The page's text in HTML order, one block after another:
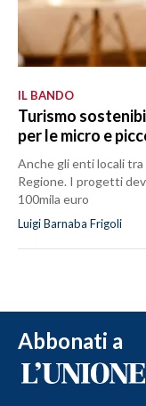
IL BANDO
Turismo
per le micro e
Anche gli enti locali
Regione. I progetti
100mila euro
Luigi Barnaba Frigoli
Abbonati a